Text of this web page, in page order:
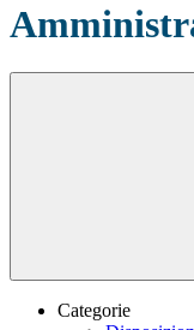
Categorie